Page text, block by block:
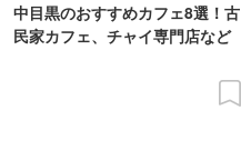
中目黒のおすすめカフェ8選！古
民家カフェ、チャイ専門店など